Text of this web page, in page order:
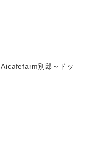
Aicafefarm別邸～ドッ